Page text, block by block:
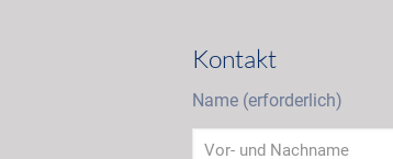
Kontakt
Name (erforderlich)